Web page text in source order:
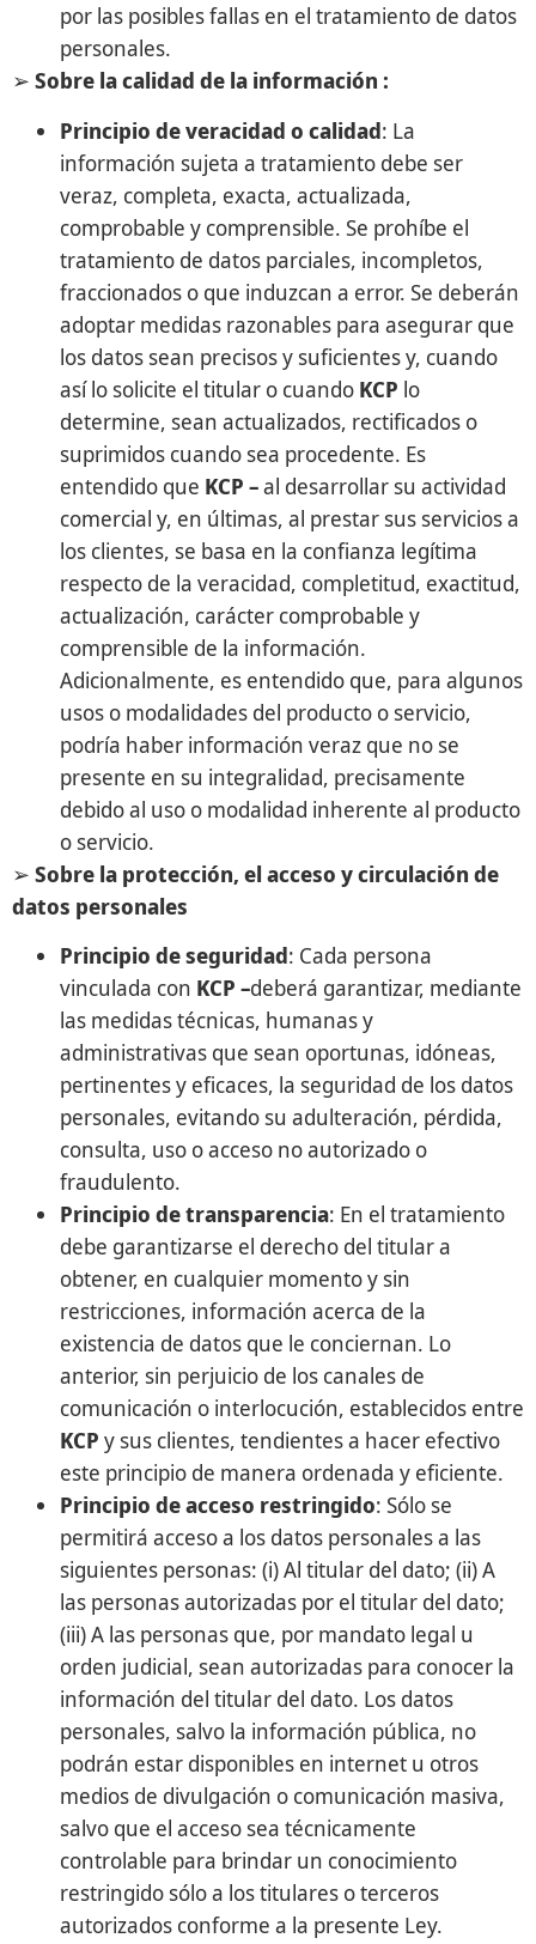
por las posibles fallas en el tratamiento de datos
personales.
➢ Sobre la calidad de la información :
Principio de veracidad o calidad: La
información sujeta a tratamiento debe ser
veraz, completa, exacta, actualizada,
comprobable y comprensible. Se prohíbe el
tratamiento de datos parciales, incompletos,
fraccionados o que induzcan a error. Se deberán
adoptar medidas razonables para asegurar que
los datos sean precisos y suficientes y, cuando
así lo solicite el titular o cuando KCP lo
determine, sean actualizados, rectificados o
suprimidos cuando sea procedente. Es
entendido que KCP –al desarrollar su actividad
comercial y, en últimas, al prestar sus servicios a
los clientes, se basa en la confianza legítima
respecto de la veracidad, completitud, exactitud,
actualización, carácter comprobable y
comprensible de la información.
Adicionalmente, es entendido que, para algunos
usos o modalidades del producto o servicio,
podría haber información veraz que no se
presente en su integralidad, precisamente
debido al uso o modalidad inherente al producto
o servicio.
➢ Sobre la protección, el acceso y circulación de
datos personales
Principio de seguridad: Cada persona
vinculada con KCP –deberá garantizar, mediante
las medidas técnicas, humanas y
administrativas que sean oportunas, idóneas,
pertinentes y eficaces, la seguridad de los datos
personales, evitando su adulteración, pérdida,
consulta, uso o acceso no autorizado o
fraudulento.
Principio de transparencia: En el tratamiento
debe garantizarse el derecho del titular a
obtener, en cualquier momento y sin
restricciones, información acerca de la
existencia de datos que le conciernan. Lo
anterior, sin perjuicio de los canales de
comunicación o interlocución, establecidos entre
KCP y sus clientes, tendientes a hacer efectivo
este principio de manera ordenada y eficiente.
Principio de acceso restringido: Sólo se
permitirá acceso a los datos personales a las
siguientes personas: (i) Al titular del dato; (ii) A
las personas autorizadas por el titular del dato;
(iii) A las personas que, por mandato legal u
orden judicial, sean autorizadas para conocer la
información del titular del dato. Los datos
personales, salvo la información pública, no
podrán estar disponibles en internet u otros
medios de divulgación o comunicación masiva,
salvo que el acceso sea técnicamente
controlable para brindar un conocimiento
restringido sólo a los titulares o terceros
autorizados conforme a la presente Ley.